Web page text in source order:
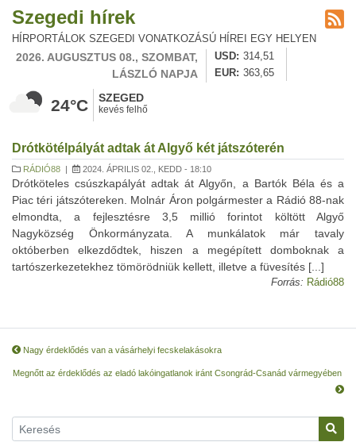
Szegedi hírek
HÍRPORTÁLOK SZEGEDI VONATKOZÁSÚ HÍREI EGY HELYEN
2026. AUGUSZTUS 08., SZOMBAT,
LÁSZLÓ NAPJA
USD
314,51
EUR
363,65
24°C SZEGED
kevés felhő
Drótkötélpályát adtak át Algyő két játszóterén
RÁDIÓ88 | 2024. ÁPRILIS 02., KEDD - 18:10
Drótköteles csúszkapályát adtak át Algyőn, a Bartók Béla és a
Piac téri játszótereken. Molnár Áron polgármester a Rádió 88-nak
elmondta, a fejlesztésre 3,5 millió forintot költött Algyő
Nagyközség Önkormányzata. A munkálatok már tavaly
októberben elkezdődtek, hiszen a megépített domboknak a
tartószerkezetekhez tömörödniük kellett, illetve a füvesítés [...]
Forrás: Rádió88
Nagy érdeklődés van a vásárhelyi fecskelakásokra
Megnőtt az érdeklődés az eladó lakóingatlanok iránt Csongrád-Csanád vármegyében